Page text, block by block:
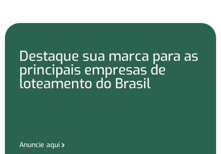
Destaque sua marca para as
principais empresas de
loteamento do Brasil
Anuncie aqui